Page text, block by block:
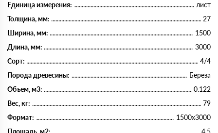
Единица измерения:
лист
Толщина, мм:
27
Ширина, мм:
1500
Длина, мм:
3000
Сорт:
4/4
Порода древесины:
Береза
Объем, м3:
0.122
Вес, кг:
79
Формат:
1500х3000
Площадь, м2:
4.5